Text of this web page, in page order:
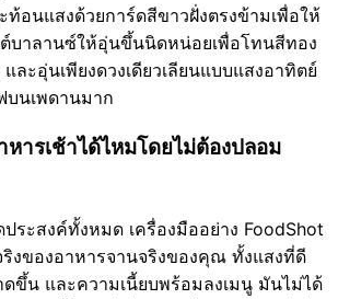
ท้อนแสงด้วยการ์ดสีขาวฝั่งตรงข้ามเพื่อให้
ต์บาลานซ์ให้อุ่นขึ้นนิดหน่อยเพื่อโทนสีทอง
ละอุ่นเพียงดวงเดียวเลียนแบบแสงอาทิตย์
บนเพดานมาก
ารเช้าได้ไหมโดยไม่ต้องปลอม
ะสงค์ทั้งหมด เครื่องมืออย่าง FoodShot
งของอาหารจานจริงของคุณ ทั้งแสงที่ดี
ขึ้น และความเนี้ยบพร้อมลงเมนู มันไม่ได้